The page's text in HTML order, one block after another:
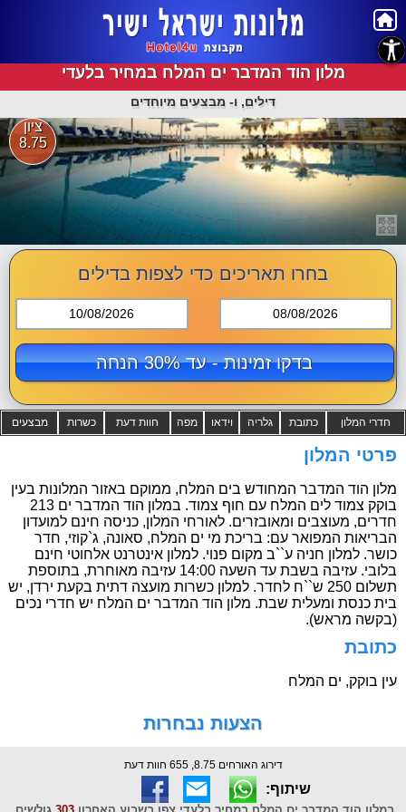
מלון הוד המדבר ים המלח במחיר בלעדי
דילים, ו- מבצעים מיוחדים
ציון
8.75
בחרו תאריכים כדי לצפות בדילים
10/08/2026 08/08/2026
בדקו זמינות - עד 30% הנחה
מבצעים כשרות חוות דעת מפה וידאו גלריה כתובת חדרי המלון
פרטי המלון
מלון הוד המדבר המחודש בים המלח, ממוקם באזור המלונות בעין
בוקק צמוד לים המלח עם חוף צמוד. במלון הוד המדבר ים 213
חדרים, מעוצבים ומאובזרים. לאורחי המלון, כניסה חינם למועדון
הבריאות המפואר עם: בריכת מי ים המלח, סאונה, ג`קוזי, חדר
כושר. למלון חניה ע``ב מקום פנוי. למלון אינטרנט אלחוטי חינם
בלובי. עזיבה בשבת עד השעה 14:00 עזיבה מאוחרת, בתוספת
תשלום 250 ש``ח לחדר. למלון כשרות מועצה דתית בקעת ירדן, יש
בית כנסת ומעלית שבת. מלון הוד המדבר ים המלח יש חדרי נכים
(בקשה מראש).
כתובת
עין בוקק, ים המלח
הצעות נבחרות
דירוג האורחים 8.75, 655 חוות דעת
שיתוף:
נגישות